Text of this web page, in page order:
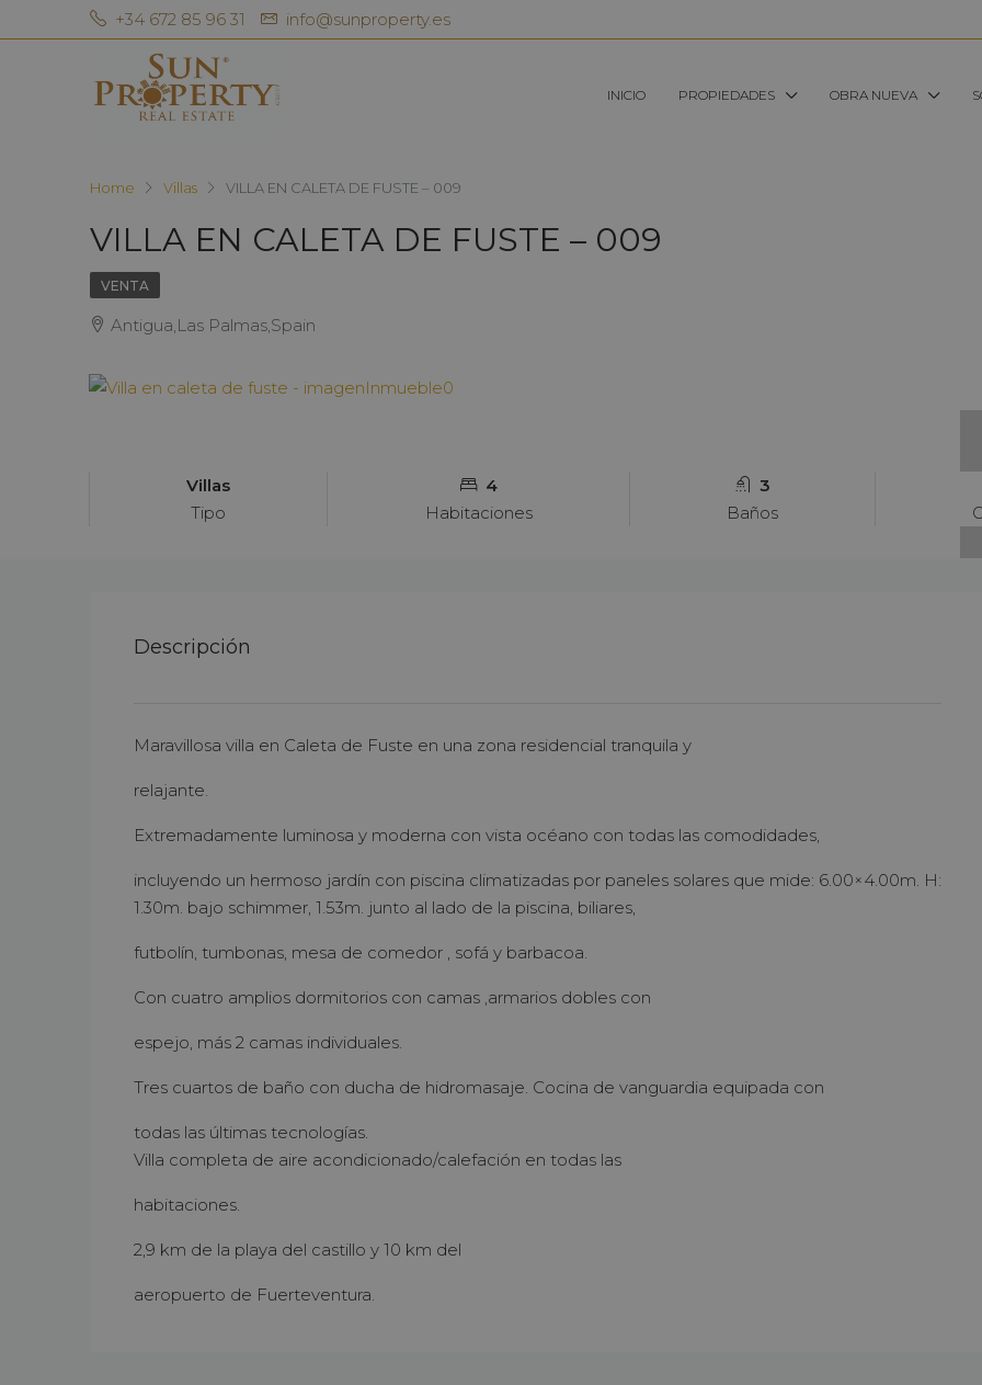
+34 672 85 96 31 info@sunproperty.es
INICIO PROPIEDADES OBRA NUEVA
Home Villas VILLA EN CALETA DE FUSTE – 009
VILLA EN CALETA DE FUSTE – 009
VENTA
Antigua,Las Palmas,Spain
Villas
Tipo
4
Habitaciones
3
Baños
Descripción
Maravillosa villa en Caleta de Fuste en una zona residencial tranquila y
relajante.
Extremadamente luminosa y moderna con vista océano con todas las comodidades,
incluyendo un hermoso jardín con piscina climatizadas por paneles solares que mide: 6.00×4.00m. H:
1.30m. bajo schimmer, 1.53m. junto al lado de la piscina, biliares,
futbolín, tumbonas, mesa de comedor , sofá y barbacoa.
Con cuatro amplios dormitorios con camas ,armarios dobles con
espejo, más 2 camas individuales.
Tres cuartos de baño con ducha de hidromasaje. Cocina de vanguardia equipada con
todas las últimas tecnologías.
Villa completa de aire acondicionado/calefación en todas las
habitaciones.
2,9 km de la playa del castillo y 10 km del
aeropuerto de Fuerteventura.